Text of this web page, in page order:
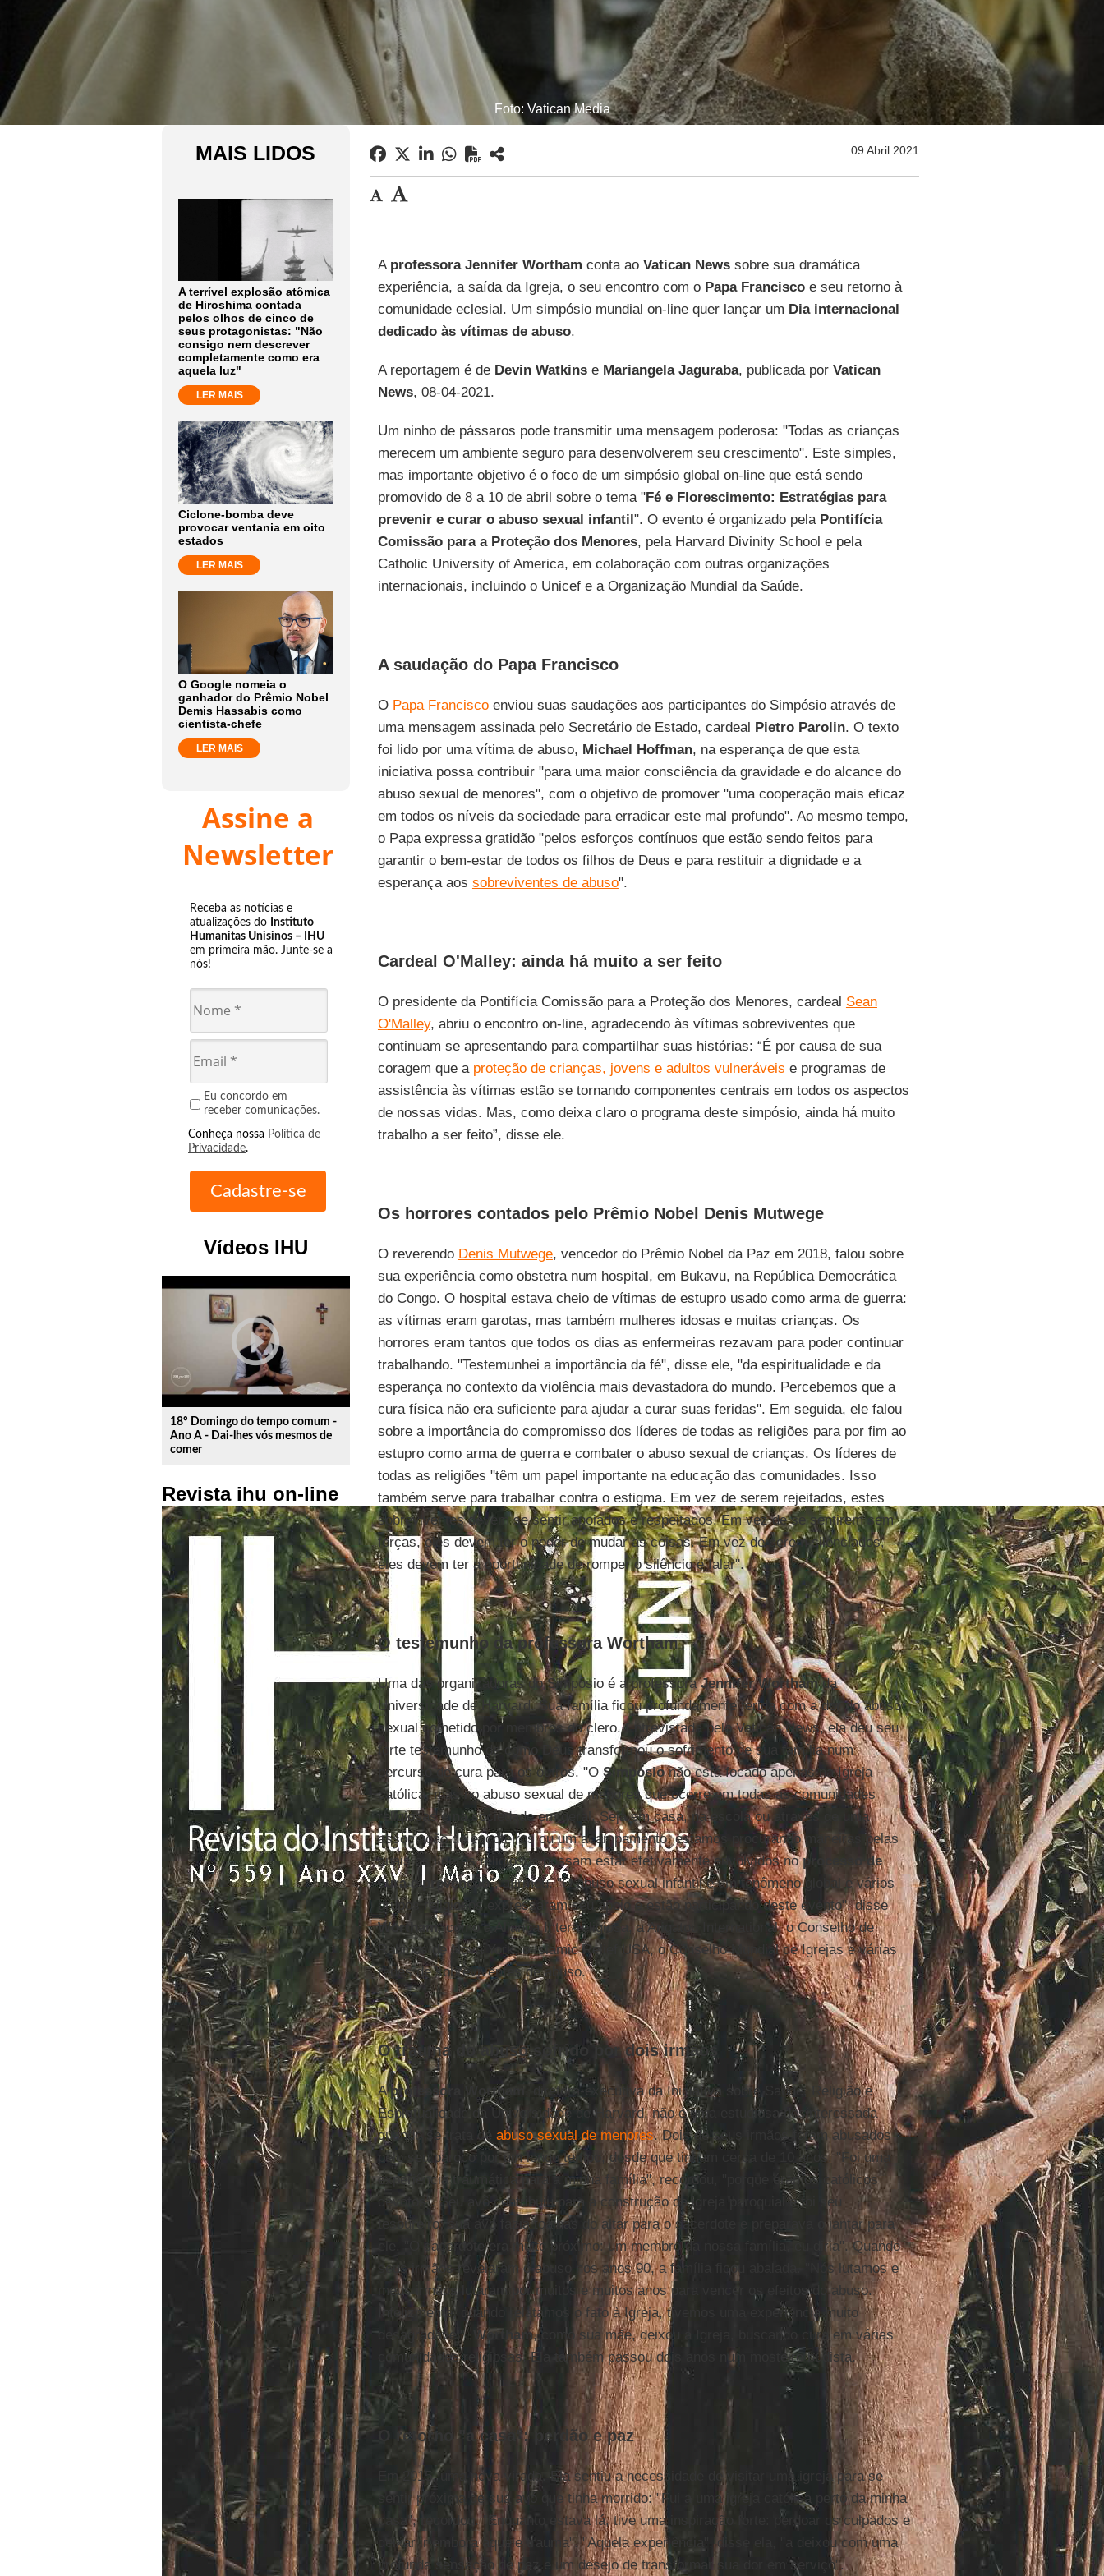
Foto: Vatican Media
MAIS LIDOS
A terrível explosão atômica
de Hiroshima contada
pelos olhos de cinco de
seus protagonistas: "Não
consigo nem descrever
completamente como era
aquela luz"
LER MAIS
Ciclone-bomba deve
provocar ventania em oito
estados
LER MAIS
O Google nomeia o
ganhador do Prêmio Nobel
Demis Hassabis como
cientista-chefe
LER MAIS
Assine a
Newsletter
Receba as notícias e
atualizações do Instituto
Humanitas Unisinos – IHU
em primeira mão. Junte-se a
nós!
Eu concordo em
receber comunicações.
Conheça nossa Política de
Privacidade.
Vídeos IHU
play_circle_outline
18º Domingo do tempo comum -
Ano A - Dai-lhes vós mesmos de
comer
Revista ihu on-line
09 Abril 2021
A professora Jennifer Wortham conta ao Vatican Newssobre sua dramática
experiência, a saída da Igreja, o seu encontro com o Papa Franciscoe seu retorno à
comunidade eclesial. Um simpósio mundial on-line quer lançar um Dia internacional
dedicado às vítimas de abuso.
A reportagem é de Devin Watkinse Mariangela Jaguraba, publicada por Vatican
News, 08-04-2021.
Um ninho de pássaros pode transmitir uma mensagem poderosa: "Todas as crianças
merecem um ambiente seguro para desenvolverem seu crescimento". Este simples,
mas importante objetivo é o foco de um simpósio global on-line que está sendo
promovido de 8 a 10 de abril sobre o tema "Fé e Florescimento: Estratégias para
prevenir e curar o abuso sexual infantil". O evento é organizado pela Pontifícia
Comissão para a Proteção dos Menores, pela Harvard Divinity School e pela
Catholic University of America, em colaboração com outras organizações
internacionais, incluindo o Unicef e a Organização Mundial da Saúde.
A saudação do Papa Francisco
O Papa Franciscoenviou suas saudações aos participantes do Simpósio através de
uma mensagem assinada pelo Secretário de Estado, cardeal Pietro Parolin. O texto
foi lido por uma vítima de abuso, Michael Hoffman, na esperança de que esta
iniciativa possa contribuir "para uma maior consciência da gravidade e do alcance do
abuso sexual de menores", com o objetivo de promover "uma cooperação mais eficaz
em todos os níveis da sociedade para erradicar este mal profundo". Ao mesmo tempo,
o Papa expressa gratidão "pelos esforços contínuos que estão sendo feitos para
garantir o bem-estar de todos os filhos de Deus e para restituir a dignidade e a
esperança aos sobreviventes de abuso".
Cardeal O'Malley: ainda há muito a ser feito
O presidente da Pontifícia Comissão para a Proteção dos Menores, cardeal Sean
O'Malley, abriu o encontro on-line, agradecendo às vítimas sobreviventes que
continuam se apresentando para compartilhar suas histórias: “É por causa de sua
coragem que a proteção de crianças, jovens e adultos vulneráveis ​​e programas de
assistência às vítimas estão se tornando componentes centrais em todos os aspectos
de nossas vidas. Mas, como deixa claro o programa deste simpósio, ainda há muito
trabalho a ser feito”, disse ele.
Os horrores contados pelo Prêmio Nobel Denis Mutwege
O reverendo Denis Mutwege, vencedor do Prêmio Nobel da Paz em 2018, falou sobre
sua experiência como obstetra num hospital, em Bukavu, na República Democrática
do Congo. O hospital estava cheio de vítimas de estupro usado como arma de guerra:
as vítimas eram garotas, mas também mulheres idosas e muitas crianças. Os
horrores eram tantos que todos os dias as enfermeiras rezavam para poder continuar
trabalhando. "Testemunhei a importância da fé", disse ele, "da espiritualidade e da
esperança no contexto da violência mais devastadora do mundo. Percebemos que a
cura física não era suficiente para ajudar a curar suas feridas". Em seguida, ele falou
sobre a importância do compromisso dos líderes de todas as religiões para por fim ao
estupro como arma de guerra e combater o abuso sexual de crianças. Os líderes de
todas as religiões "têm um papel importante na educação das comunidades. Isso
também serve para trabalhar contra o estigma. Em vez de serem rejeitados, estes
sobreviventes devem se sentir apoiados e respeitados. Em vez de se sentirem sem
forças, eles devem ter o poder de mudar as coisas. Em vez de serem silenciados,
eles devem ter a oportunidade de romper o silêncio e falar".
O testemunho da professora Wortham
Uma das organizadoras do Simpósio é a professoraJennifer Worthamda
Universidade de Harvard. Sua família ficou profundamente ferida com a dor do abuso
sexual cometido por membros do clero. Entrevistada pelo Vatican News, ela deu seu
forte testemunho de como Deus transformou o sofrimento de sua família num
percurso de cura para os outros. "O Simpósionão está focado apenas na Igreja
católica, mas no abuso sexual de menores que ocorre em todas as comunidades
religiosas e na sociedade em geral. Seja em casa, na escola ou através de uma
associação de escoteiros ou um acampamento, estamos procurando maneiras pelas
quais os líderes religiosos possam estar efetivamente envolvidos noprocesso de
cura e prevenção", afirmou. "O abuso sexual infantil é um fenômeno global e vários
grupos religiosos expressaram seu apoio e estão participando deste evento", disse
Wortham, como a Aliança Inter-religiosa, a Arigatou International, o Conselho de
Rabinos de Nova York, o Islamic Relief USA, o Conselho Mundial de Igrejas e várias
redes de sobreviventes de abuso.
O trauma do abuso sofrido por dois irmãos
Aprofessora Wortham
, diretora-executiva da Iniciativa sobre Saúde, Religião e
Espiritualidade da Universidade de Harvard, não é uma estudiosa desinteressada
quando se trata de abuso sexual de menores. Dois de seus irmãos foram abusados ​​
pelo seu pároco por um longo tempo, desde que tinham cerca de 10 anos. "Foi uma
experiência traumática para a minha família", recordou, "porque éramos católicos
devotos". Seu avô contribuiu para a construção da igreja paroquial e foi seu
tesoureiro; sua avó fazia toalhas do altar para o sacerdote e preparava o jantar para
ele. "O sacerdote era muito próximo: um membro da nossa família, eu diria". Quando
seus irmãos revelaram o abuso nos anos 90, a família ficou abalada. "Nós lutamos e
meus irmãos lutaram por muitos e muitos anos para vencer os efeitos do abuso.
Infelizmente, quando relatamos o fato à Igreja, tivemos uma experiência muito
desagradável".
Wortham, como sua mãe, deixou a Igreja, buscando cura em várias
comunidades religiosas. Ela também passou dois anos num mosteiro budista.
O retorno "a casa": perdão e paz
Em 2015, uma nova virada. Ela sentiu a necessidade de visitar uma igreja para se
sentir próxima de sua avó que tinha morrido: "Fui a uma igreja católica perto da minha
casa", recordou. "Enquanto estava lá, tive uma inspiração forte: perdoar os culpados e
deixar ir embora aquele trauma". "Aquela experiência", disse ela, "a deixou com uma
profunda sensação de paz e um desejo de transformar sua dor em serviço".